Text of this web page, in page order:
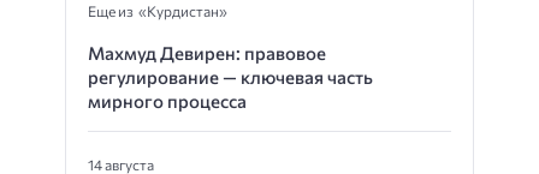
Еще из «Курдистан»
Махмуд Девирен: правовое
регулирование — ключевая часть
мирного процесса
14 августа